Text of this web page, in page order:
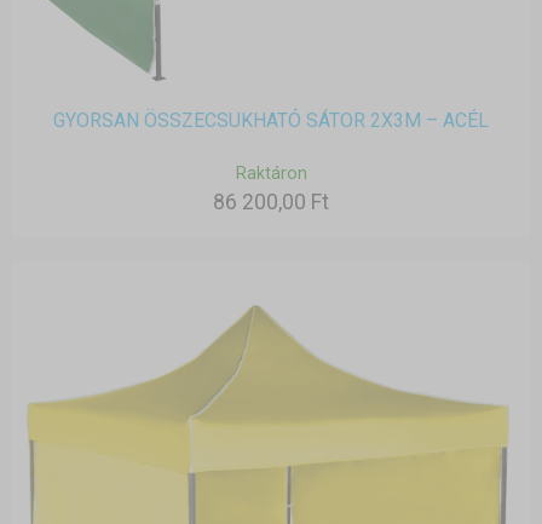
GYORSAN ÖSSZECSUKHATÓ SÁTOR 2X3M – ACÉL
Raktáron
86 200,00 Ft